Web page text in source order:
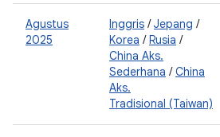
Agustus
2025
Inggris /Jepang /
Korea /Rusia /
China Aks.
Sederhana /China
Aks.
Tradisional (Taiwan)